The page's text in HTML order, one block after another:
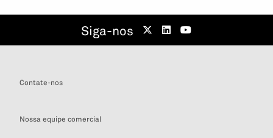
Siga-nos
Contate-nos
Nossa equipe comercial